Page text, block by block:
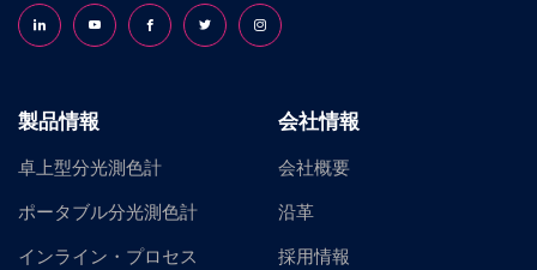
Follow us on LinkedInFollow us on YouTubeFollow us on Facebook
Follow us on X (formerly Twitter)
Follow us on Instagram
製品情報
卓上型分光測色計
ポータブル分光測色計
インライン・プロセス
会社情報
会社概要
沿革
採用情報